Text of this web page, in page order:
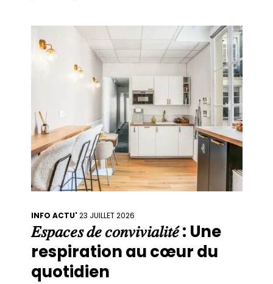
🚀 Chez form’a, nous partageons une même
conviction
INFO ACTU'23 JUILLET 2026
𝐸𝑠𝑝𝑎𝑐𝑒𝑠 𝑑𝑒 𝑐𝑜𝑛𝑣𝑖𝑣𝑖𝑎𝑙𝑖𝑡𝑒́ : Une
respiration au cœur du
quotidien